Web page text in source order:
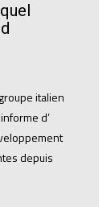
italien
d’
depuis